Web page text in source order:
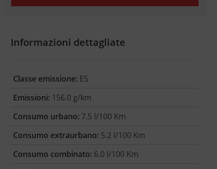
Informazioni dettagliate
Classe emissione: E5
Emissioni: 156.0 g/km
Consumo urbano: 7.5 l/100 Km
Consumo extraurbano: 5.2 l/100 Km
Consumo combinato: 6.0 l/100 Km